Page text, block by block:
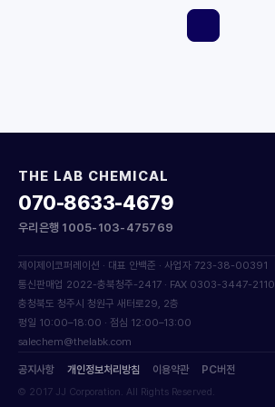
THE LAB CHEMICAL
070-8633-4679
우리은행 1005-103-475769
제이제이코퍼레이션 · 대표 안백준 · 사업자 723-38-00391
통신판매업 2022-충북청주-2417 · FAX 0303-3447-2110
충청북도 청주시 청원구 새터로29, 2층
평일 10:00–18:00 · 점심 12:00–13:00
salechem@thelabk.com
공지사항 개인정보처리방침 이용약관 PC버전
© 2017 JJ Corporation. All Rights Reserved.